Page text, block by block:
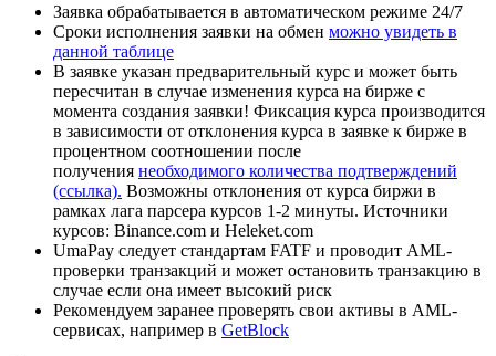
Заявка обрабатывается в автоматическом режиме 24/7
Сроки исполнения заявки на обмен можно увидеть в
данной таблице
В заявке указан предварительный курс и может быть
пересчитан в случае изменения курса на бирже с
момента создания заявки! Фиксация курса производится
в зависимости от отклонения курса в заявке к бирже в
процентном соотношении после
получения необходимого количества подтверждений
(ссылка). Возможны отклонения от курса биржи в
рамках лага парсера курсов 1-2 минуты. Источники
курсов: Binance.com и Heleket.com
UmaPay следует стандартам FATF и проводит AML-
проверки транзакций и может остановить транзакцию в
случае если она имеет высокий риск
Рекомендуем заранее проверять свои активы в AML-
сервисах, например в GetBlock